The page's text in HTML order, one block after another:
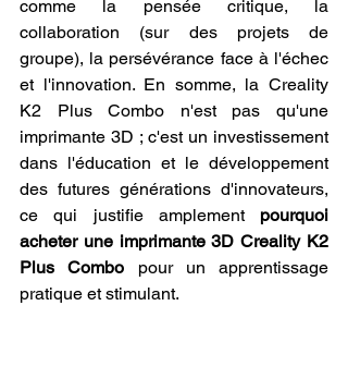
comme la pensée critique, la
collaboration (sur des projets de
groupe), la persévérance face à l'échec
et l'innovation. En somme, la Creality
K2 Plus Combo n'est pas qu'une
imprimante 3D ; c'est un investissement
dans l'éducation et le développement
des futures générations d'innovateurs,
ce qui justifie amplement pourquoi
acheter une imprimante 3D Creality K2
Plus Combo pour un apprentissage
pratique et stimulant.